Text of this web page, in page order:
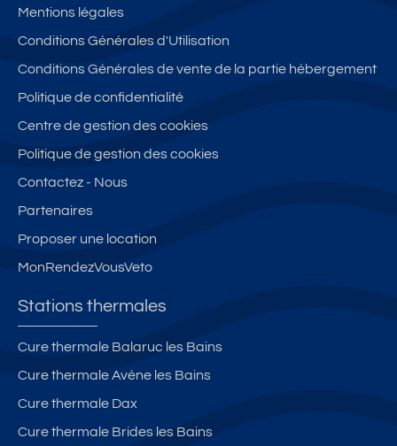
Mentions légales
Conditions Générales d'Utilisation
Conditions Générales de vente de la partie hébergement
Politique de confidentialité
Centre de gestion des cookies
Politique de gestion des cookies
Contactez - Nous
Partenaires
Proposer une location
MonRendezVousVeto
Stations thermales
Cure thermale Balaruc les Bains
Cure thermale Avène les Bains
Cure thermale Dax
Cure thermale Brides les Bains